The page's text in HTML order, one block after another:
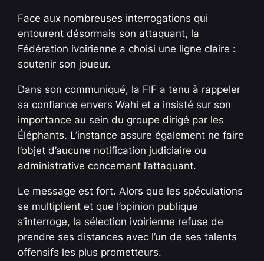
Face aux nombreuses interrogations qui
entourent désormais son attaquant, la
Fédération ivoirienne a choisi une ligne claire :
soutenir son joueur.
Dans son communiqué, la FIF a tenu à rappeler
sa confiance envers Wahi et a insisté sur son
importance au sein du groupe dirigé par les
Éléphants. L’instance assure également ne faire
l’objet d’aucune notification judiciaire ou
administrative concernant l’attaquant.
Le message est fort. Alors que les spéculations
se multiplient et que l’opinion publique
s’interroge, la sélection ivoirienne refuse de
prendre ses distances avec l’un de ses talents
offensifs les plus prometteurs.